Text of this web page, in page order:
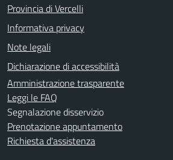
Provincia di Vercelli
Informativa privacy
Note legali
Dichiarazione di accessibilità
Amministrazione trasparente
Leggi le FAQ
Segnalazione disservizio
Prenotazione appuntamento
Richiesta d'assistenza